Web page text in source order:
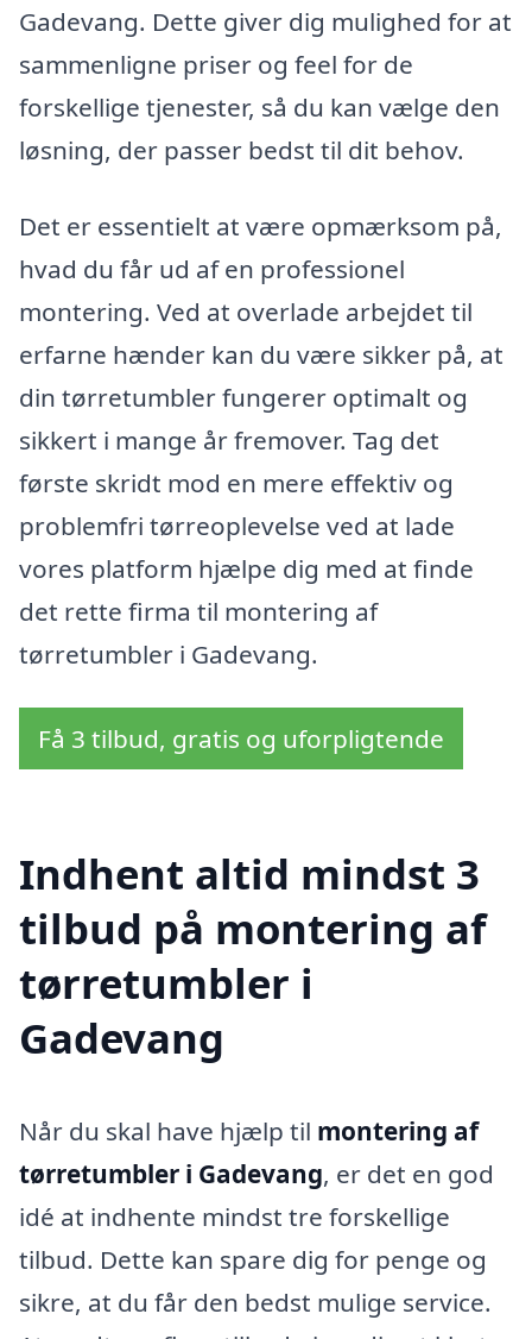
Gadevang. Dette giver dig mulighed for at
sammenligne priser og feel for de
forskellige tjenester, så du kan vælge den
løsning, der passer bedst til dit behov.
Det er essentielt at være opmærksom på,
hvad du får ud af en professionel
montering. Ved at overlade arbejdet til
erfarne hænder kan du være sikker på, at
din tørretumbler fungerer optimalt og
sikkert i mange år fremover. Tag det
første skridt mod en mere effektiv og
problemfri tørreoplevelse ved at lade
vores platform hjælpe dig med at finde
det rette firma til montering af
tørretumbler i Gadevang.
Få 3 tilbud, gratis og uforpligtende
Indhent altid mindst 3
tilbud på montering af
tørretumbler i
Gadevang
Når du skal have hjælp til montering af
tørretumbler i Gadevang, er det en god
idé at indhente mindst tre forskellige
tilbud. Dette kan spare dig for penge og
sikre, at du får den bedst mulige service.